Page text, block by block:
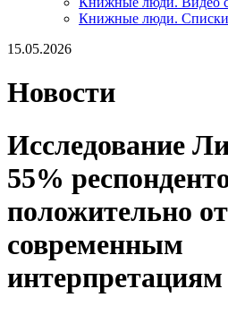
Книжные люди.
15.05.2026
Новости
Исследование
55%
положительно
современным